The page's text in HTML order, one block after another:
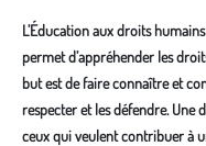
L’Éducation aux droits
permet d’appréhender les
but est de faire connaître et
respecter et les défendre. Une
ceux qui veulent contribuer à